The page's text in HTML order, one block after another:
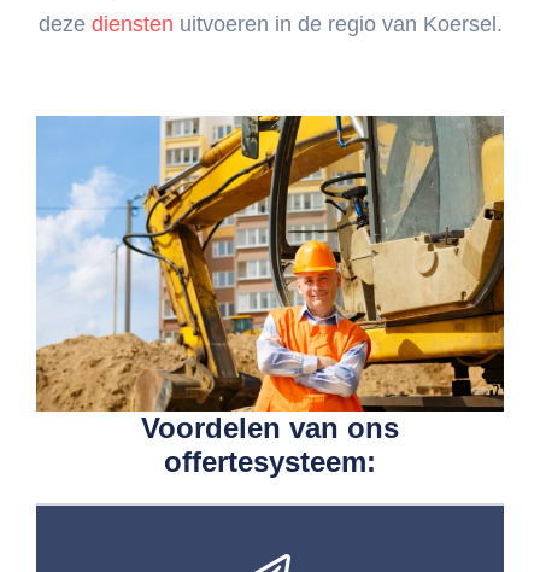
deze diensten uitvoeren in de regio van Koersel.
Voordelen van ons
offertesysteem: